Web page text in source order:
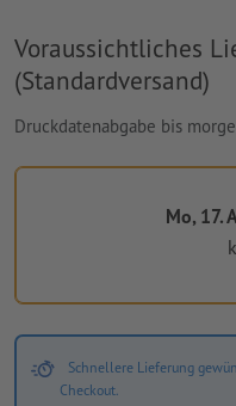
Voraussichtliches
(Standardversand)
Druckdatenabgabe bis
Mo, 17.
Schnellere Lieferung
Checkout.